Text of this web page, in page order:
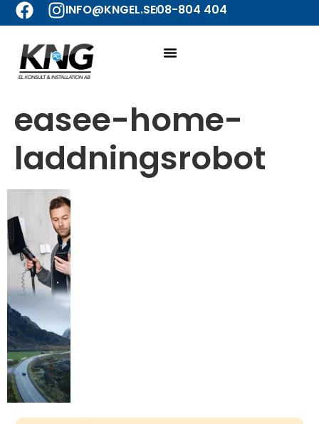
INFO@KNGEL.SE08-804 404
easee-home-
laddningsrobot